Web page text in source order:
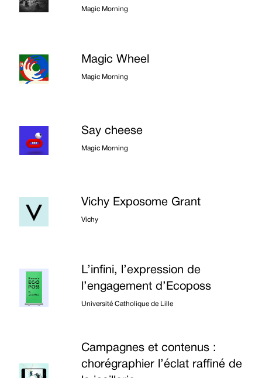
Magic Morning
Magic Wheel
Magic Morning
Say cheese
Magic Morning
Vichy Exposome Grant
Vichy
L’infini, l’expression de
l’engagement d’Ecoposs
Université Catholique de Lille
Campagnes et contenus :
chorégraphier l’éclat raffiné de